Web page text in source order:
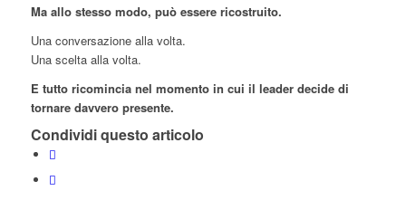
Ma allo stesso modo, può essere ricostruito.
Una conversazione alla volta.
Una scelta alla volta.
E tutto ricomincia nel momento in cui il leader decide di
tornare davvero presente.
Condividi questo articolo